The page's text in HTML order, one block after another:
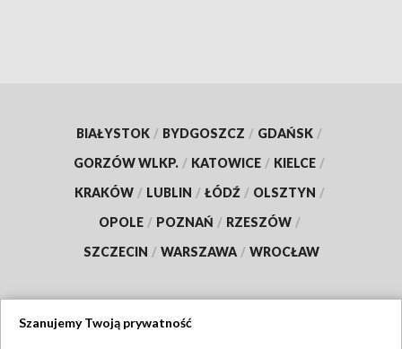
BIAŁYSTOK / BYDGOSZCZ / GDAŃSK /
GORZÓW WLKP. / KATOWICE / KIELCE /
KRAKÓW / LUBLIN / ŁÓDŹ / OLSZTYN /
OPOLE / POZNAŃ / RZESZÓW /
SZCZECIN / WARSZAWA / WROCŁAW
Szanujemy Twoją prywatność